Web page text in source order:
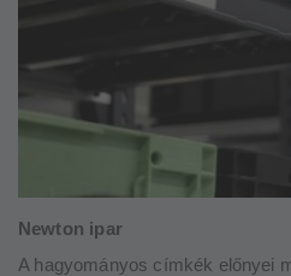
Newton ipar
A hagyományos címkék előnyei